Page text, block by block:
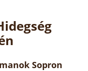
Sopron